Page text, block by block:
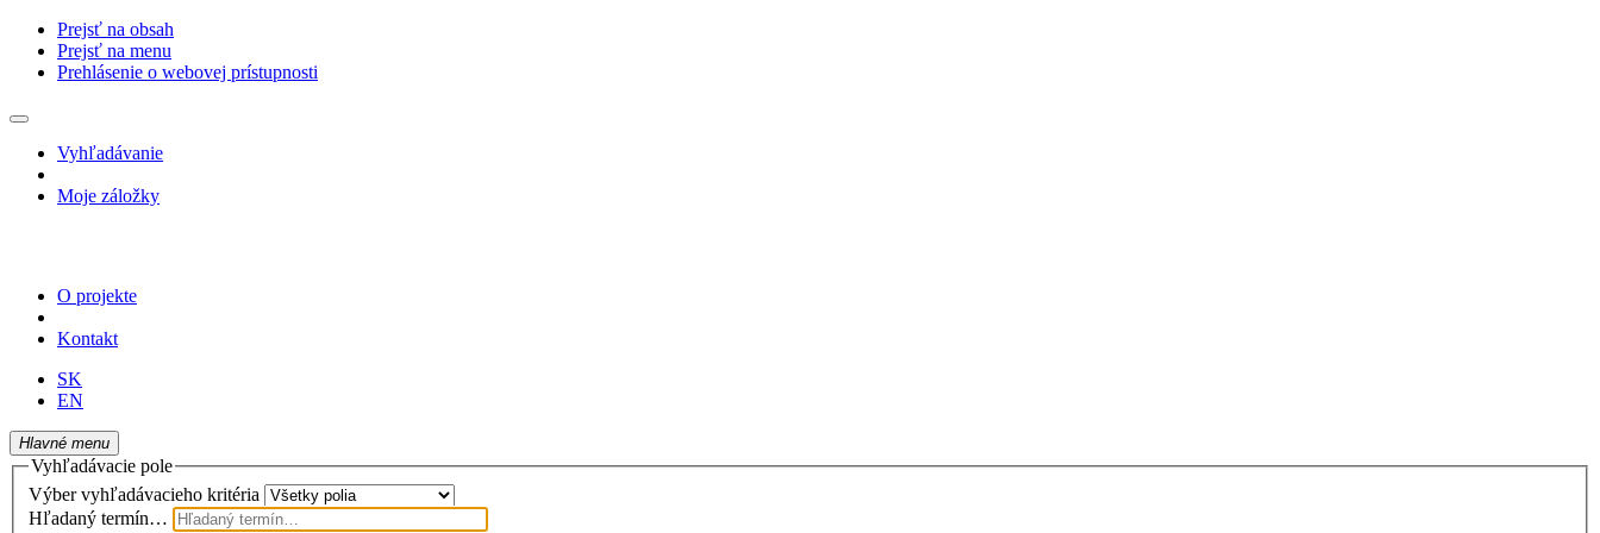
Prejsť na obsah
Prejsť na menu
Prehlásenie o webovej prístupnosti
Vyhľadávanie
Moje záložky
O projekte
Kontakt
SK
EN
Hlavné menu
Vyhľadávacie pole
Výber vyhľadávacieho kritéria
Hľadaný termín…